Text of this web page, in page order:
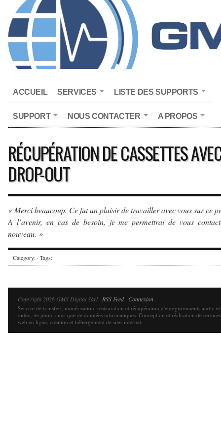
ACCUEIL SERVICES LISTE DES SUPPORTS
SUPPORT NOUS CONTACTER A PROPOS
RÉCUPÉRATION DE CASSETTES
DROP-OUT
« Merci beaucoup. Ce fut un plaisir de travailler avec vous sur ce
A l’avenir, en cas de besoin, je me permettrai de vous
nouveau. »
Category: · Tags:
Copyright 2026 GMS Digital Sàrl · RSS Feed· Connexion
Service de transfert, numérisation, restauration et récupération d'enregistrements audio et
vidéo, de photo ainsi que de données informatiques. Conception et réalisation de services
web en ligne, création et hébergement de sites internet.